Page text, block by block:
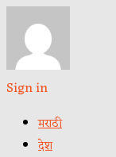
Sign in
मराठी
देश